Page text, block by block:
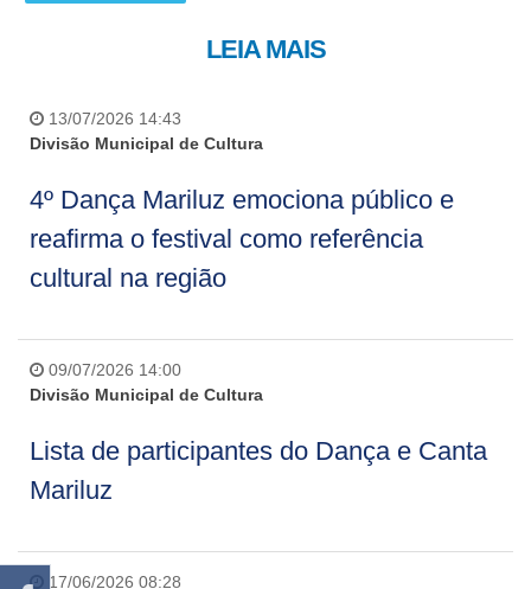
LEIA MAIS
13/07/2026 14:43
Divisão Municipal de Cultura
4º Dança Mariluz emociona público e
reafirma o festival como referência
cultural na região
09/07/2026 14:00
Divisão Municipal de Cultura
Lista de participantes do Dança e Canta
Mariluz
17/06/2026 08:28